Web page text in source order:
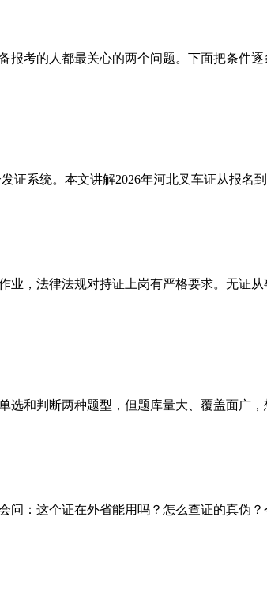
考的人都最关心的两个问题。下面把条件
系统。本文讲解2026年河北叉车证从报名
，法律法规对持证上岗有严格要求。无证
和判断两种题型，但题库量大、覆盖面广
：这个证在外省能用吗？怎么查证的真伪